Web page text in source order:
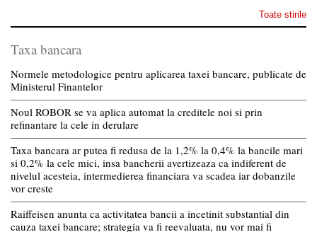
Toate stirile
Taxa bancara
Normele metodologice pentru aplicarea taxei bancare, publicate de
Ministerul Finantelor
Noul ROBOR se va aplica automat la creditele noi si prin
refinantare la cele in derulare
Taxa bancara ar putea fi redusa de la 1,2% la 0,4% la bancile mari
si 0,2% la cele mici, insa bancherii avertizeaza ca indiferent de
nivelul acesteia, intermedierea financiara va scadea iar dobanzile
vor creste
Raiffeisen anunta ca activitatea bancii a incetinit substantial din
cauza taxei bancare; strategia va fi reevaluata, nu vor mai fi